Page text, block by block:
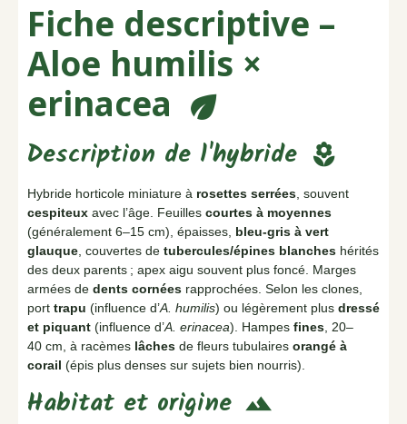
Fiche descriptive –
Aloe humilis ×
erinacea eco
Description de l'hybride local_florist
Hybride horticole miniature à rosettes serrées , souvent
cespiteux avec l’âge. Feuilles courtes à moyennes
(généralement 6–15 cm), épaisses, bleu-gris à vert
glauque , couvertes de tubercules/épines blanches hérités
des deux parents ; apex aigu souvent plus foncé. Marges
armées de dents cornées rapprochées. Selon les clones,
port trapu (influence d’A. humilis) ou légèrement plus dressé
et piquant (influence d’A. erinacea). Hampes fines , 20–
40 cm, à racèmes lâches de fleurs tubulaires orangé à
corail (épis plus denses sur sujets bien nourris).
Habitat et origine terrain